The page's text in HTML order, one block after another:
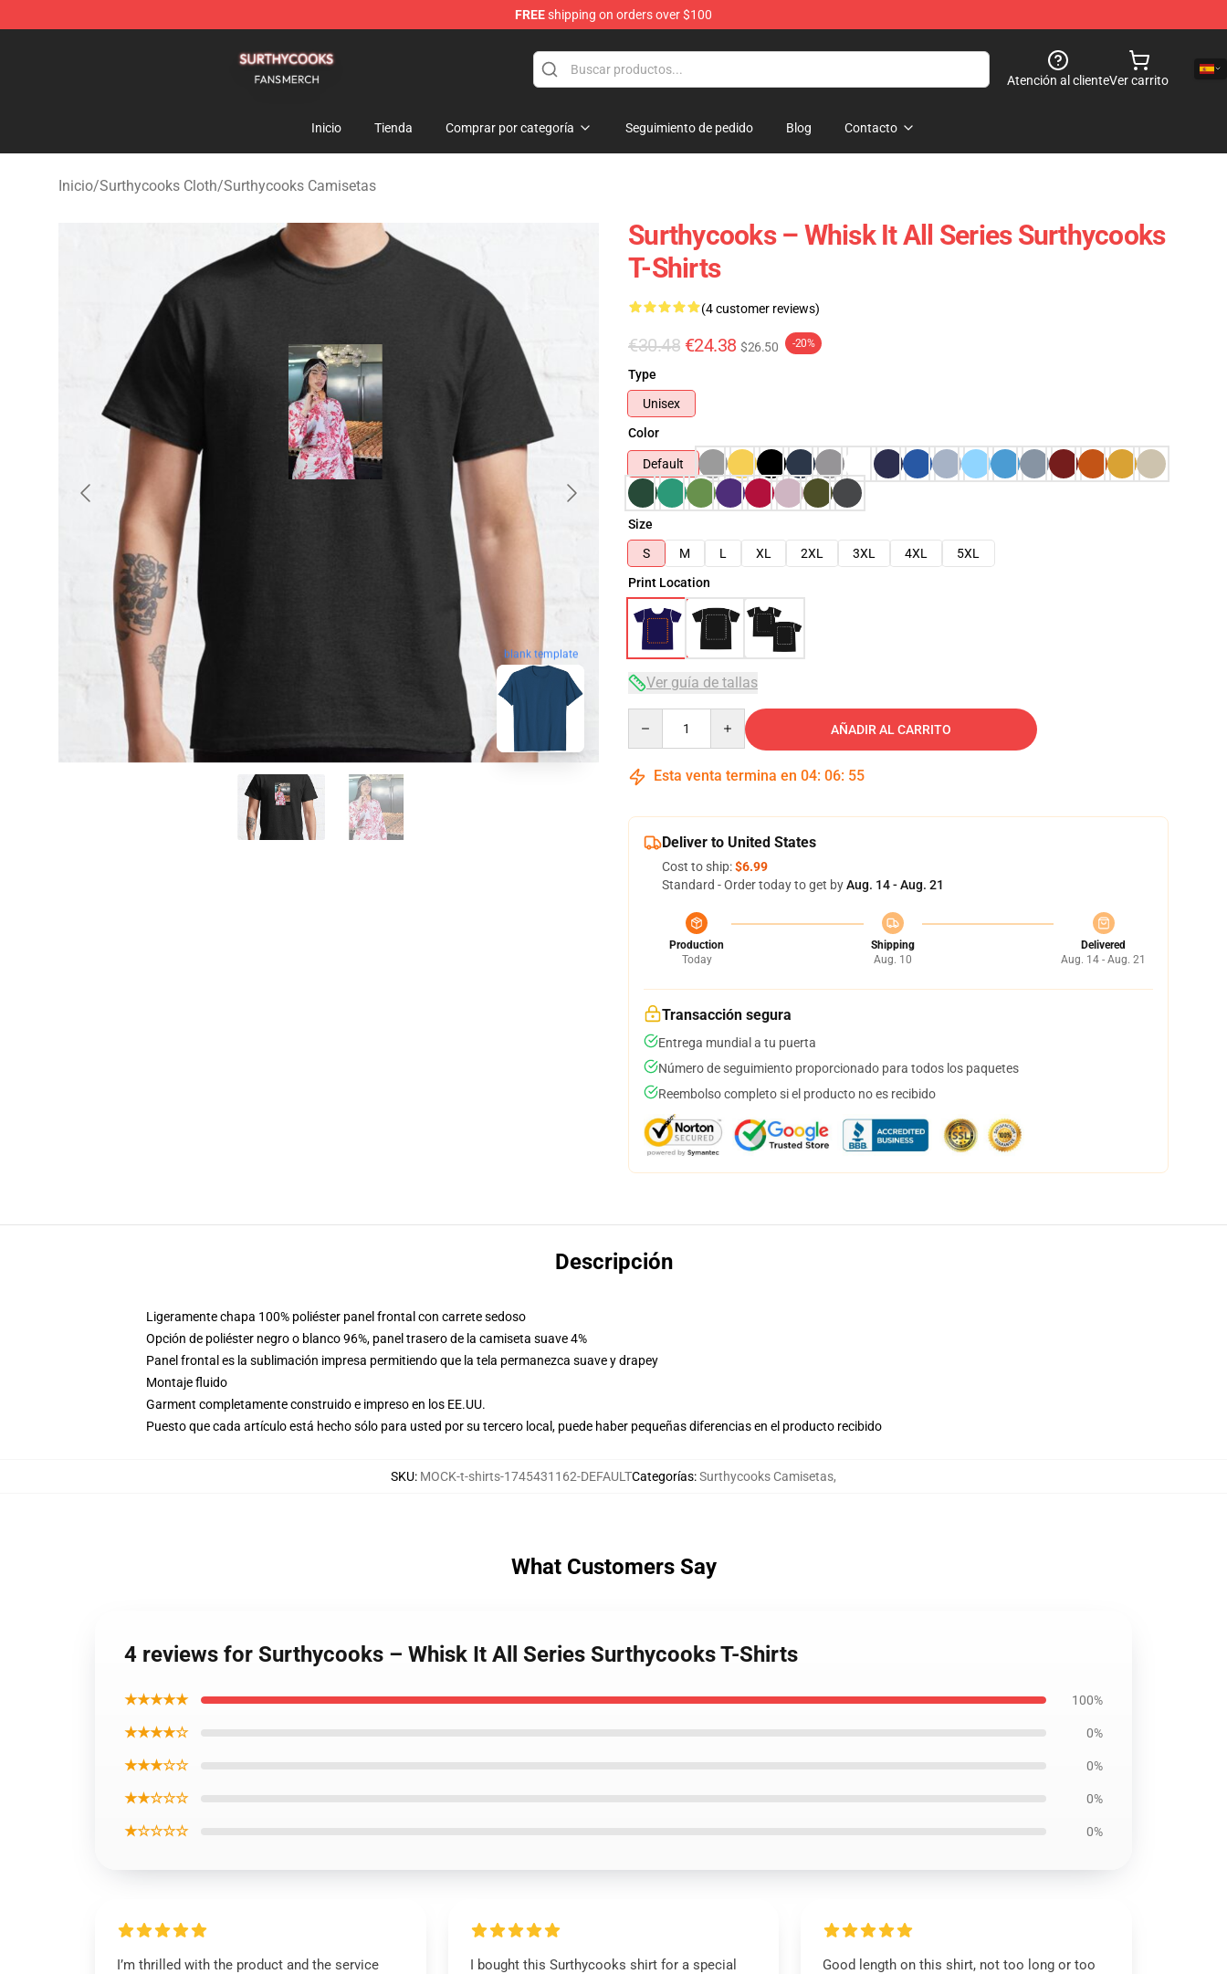
FREEshipping on orders over $100
Atención al clienteVer carrito
Inicio Tienda Comprar por categoría Seguimiento de pedido Blog Contacto
Inicio/Surthycooks Cloth/Surthycooks Camisetas
blank template
Surthycooks – Whisk It All Series Surthycooks
T-Shirts
(4 customer reviews)
€30.48 €24.38 $26.50 -20%
Type
Unisex
Color
Default
Size
S
M L XL 2XL 3XL 4XL
5XL
Print Location
Ver guía de tallas
AÑADIR AL CARRITO
Esta venta termina en 04: 06: 54
Deliver to United States
Cost to ship:$6.99
Standard - Order today to get byAug. 14 - Aug. 21
Production
Today
Shipping
Aug. 10
Delivered
Aug. 14 - Aug. 21
Transacción segura
Entrega mundial a tu puerta
Número de seguimiento proporcionado para todos los paquetes
Reembolso completo si el producto no es recibido
Descripción
Ligeramente chapa 100% poliéster panel frontal con carrete sedoso
Opción de poliéster negro o blanco 96%, panel trasero de la camiseta suave 4%
Panel frontal es la sublimación impresa permitiendo que la tela permanezca suave y drapey
Montaje fluido
Garment completamente construido e impreso en los EE.UU.
Puesto que cada artículo está hecho sólo para usted por su tercero local, puede haber pequeñas diferencias en el producto recibido
SKU: MOCK-t-shirts-1745431162-DEFAULTCategorías:Surthycooks Camisetas,
What Customers Say
4 reviews for Surthycooks – Whisk It All Series Surthycooks T-Shirts
★★★★★ 100%
★★★★☆ 0%
★★★☆☆ 0%
★★☆☆☆ 0%
★☆☆☆☆ 0%
I’m thrilled with the product and the service
I bought this Surthycooks shirt for a special
Good length on this shirt, not too long or too